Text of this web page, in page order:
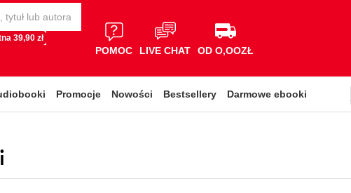
39,90 zł
POMOC LIVE CHAT OD O,OOZŁ
Promocje Nowości Bestsellery Darmowe ebooki